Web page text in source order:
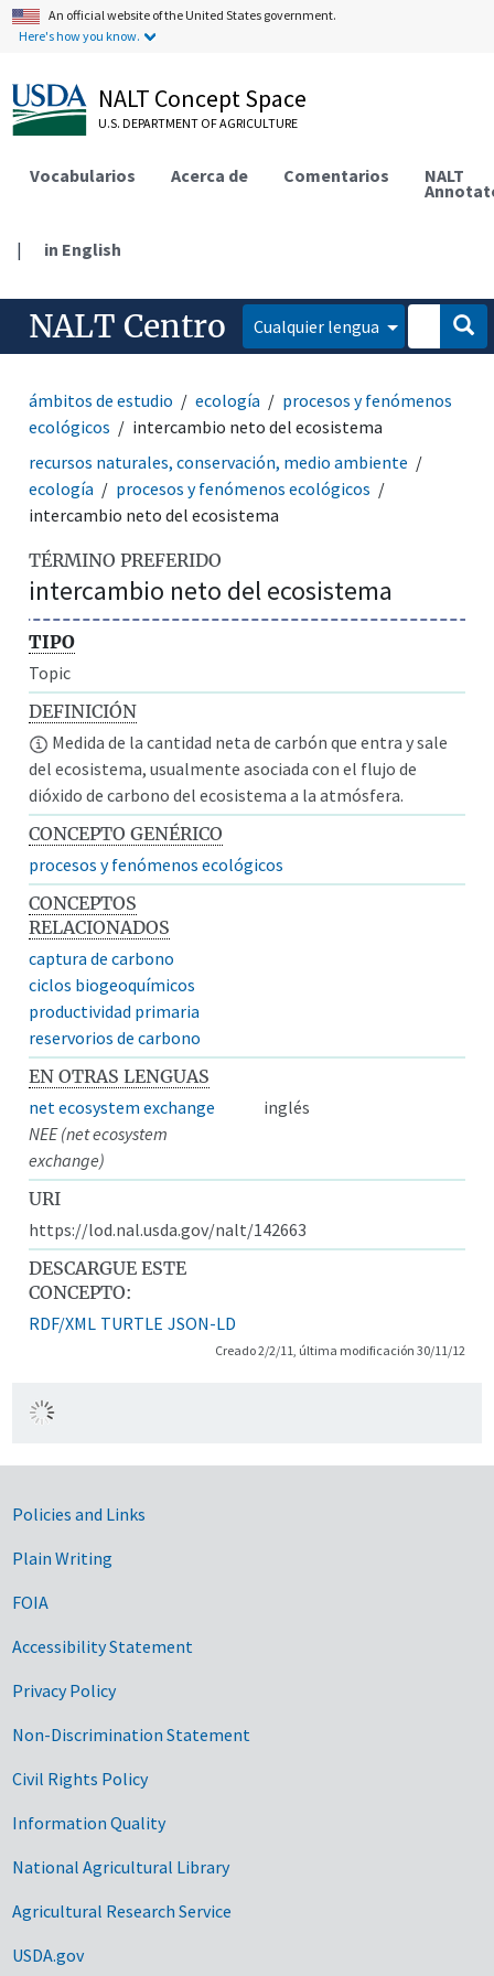
An official website of the United States government.
Here's how you know.
NALT Concept Space
U.S. DEPARTMENT OF AGRICULTURE
Vocabularios Acerca de Comentarios NALT
| in English
NALT Centro Cualquier lengua
ámbitos de estudio ecología
procesos y fenómenos
ecológicos
intercambio neto del ecosistema
recursos naturales, conservación, medio ambiente
ecología
procesos y fenómenos ecológicos
intercambio neto del ecosistema
TÉRMINO PREFERIDO
intercambio neto del ecosistema
TIPO
Topic
DEFINICIÓN
Medida de la cantidad neta de carbón que entra y sale
del ecosistema, usualmente asociada con el flujo de
dióxido de carbono del ecosistema a la atmósfera.
CONCEPTO GENÉRICO
procesos y fenómenos ecológicos
CONCEPTOS
RELACIONADOS
captura de carbono
ciclos biogeoquímicos
productividad primaria
reservorios de carbono
EN OTRAS LENGUAS
net ecosystem exchange
inglés
NEE (net ecosystem
exchange)
URI
https://lod.nal.usda.gov/nalt/142663
DESCARGUE ESTE
CONCEPTO:
RDF/XML TURTLE JSON-LD
Creado 2/2/11, última modificación 30/11/12
Government Links
Policies and Links
Plain Writing
FOIA
Accessibility Statement
Privacy Policy
Non-Discrimination Statement
Civil Rights Policy
Information Quality
National Agricultural Library
Agricultural Research Service
USDA.gov